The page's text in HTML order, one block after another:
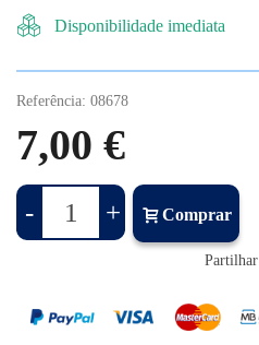
Disponibilidade imediata
Referência: 08678
7,00 €
- + Comprar
Partilhar